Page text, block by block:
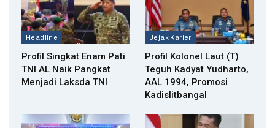
Headline
Profil Singkat Enam Pati
TNI AL Naik Pangkat
Menjadi Laksda TNI
Jejak Karier
Profil Kolonel Laut (T)
Teguh Kadyat Yudharto,
AAL 1994, Promosi
Kadislitbangal